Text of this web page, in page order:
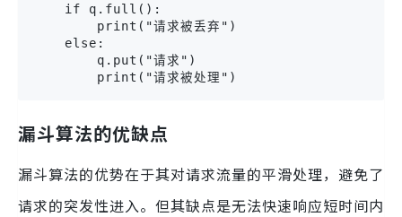
    if q.full():
        print("请求被丢弃")
    else:
        q.put("请求")
        print("请求被处理")
漏斗算法的优缺点
漏斗算法的优势在于其对请求流量的平滑处理，避免了
请求的突发性进入。但其缺点是无法快速响应短时间内